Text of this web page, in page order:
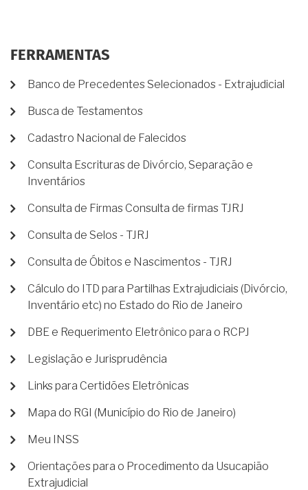
FERRAMENTAS
Banco de Precedentes Selecionados - Extrajudicial
Busca de Testamentos
Cadastro Nacional de Falecidos
Consulta Escrituras de Divórcio, Separação e
Inventários
Consulta de Firmas Consulta de firmas TJRJ
Consulta de Selos - TJRJ
Consulta de Óbitos e Nascimentos - TJRJ
Cálculo do ITD para Partilhas Extrajudiciais (Divórcio,
Inventário etc) no Estado do Rio de Janeiro
DBE e Requerimento Eletrônico para o RCPJ
Legislação e Jurisprudência
Links para Certidões Eletrônicas
Mapa do RGI (Município do Rio de Janeiro)
Meu INSS
Orientações para o Procedimento da Usucapião
Extrajudicial